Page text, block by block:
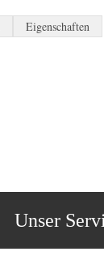
Eigenschaften
Unser